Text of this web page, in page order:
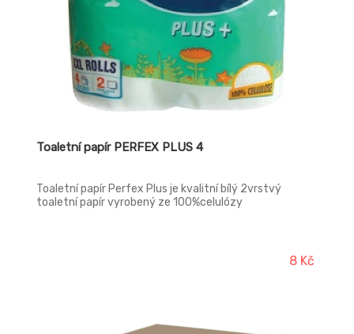
Toaletní papír PERFEX PLUS 4
Toaletní papír Perfex Plus je kvalitní bílý 2vrstvý
toaletní papír vyrobený ze 100%celulózy
8 Kč